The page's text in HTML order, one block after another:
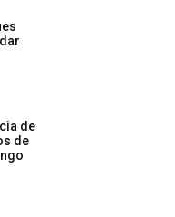
de
de